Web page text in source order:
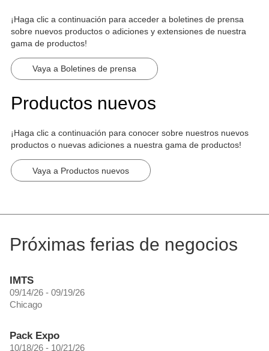
¡Haga clic a continuación para acceder a boletines de prensa
sobre nuevos productos o adiciones y extensiones de nuestra
gama de productos!
Vaya a Boletines de prensa
Productos nuevos
¡Haga clic a continuación para conocer sobre nuestros nuevos
productos o nuevas adiciones a nuestra gama de productos!
Vaya a Productos nuevos
Próximas ferias de negocios
IMTS
09/14/26 - 09/19/26
Chicago
Pack Expo
10/18/26 - 10/21/26